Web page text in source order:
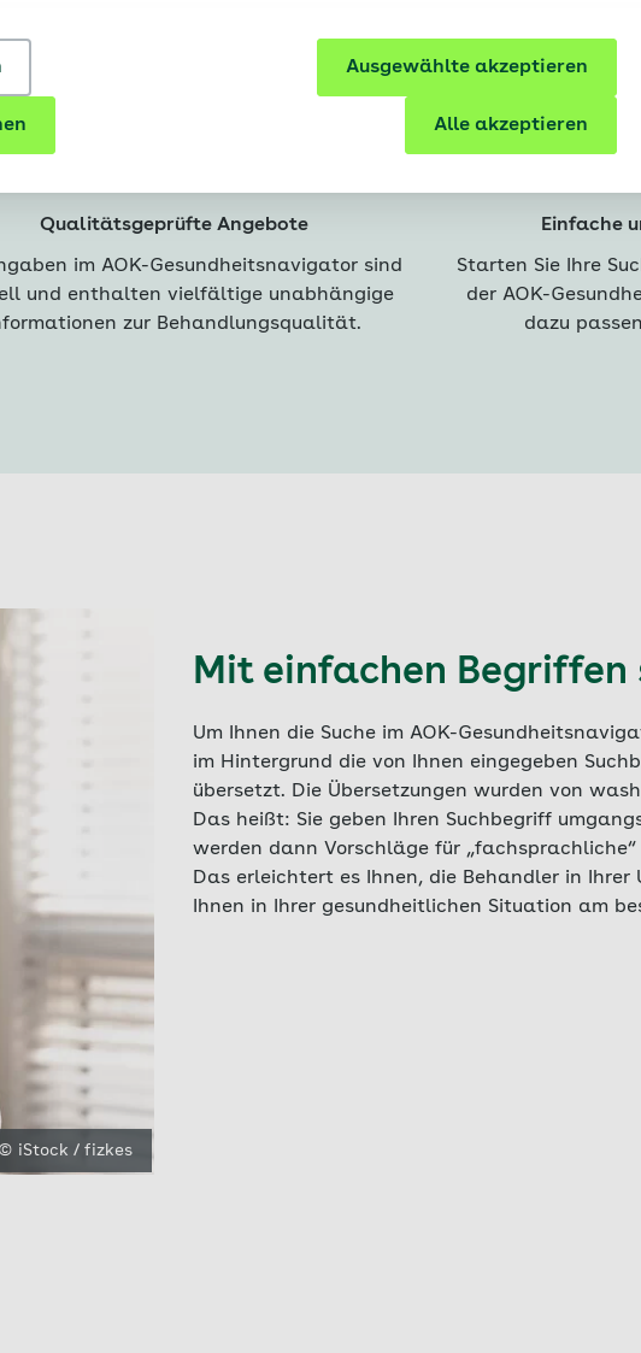
Ausgewählte akzeptieren
Alle akzeptieren
Qualitätsgeprüfte Angebote
im AOK-Gesundheitsnavigator sind
und enthalten vielfältige unabhängige
zur Behandlungsqualität.
Einfache
Starten Sie Ihre
der AOK-
dazu
© iStock / fizkes
Mit einfachen Begriffen
Um Ihnen die Suche im AOK-
im Hintergrund die von Ihnen eingegeben
übersetzt. Die Übersetzungen wurden von
Das heißt: Sie geben Ihren Suchbegriff
werden dann Vorschläge für
Das erleichtert es Ihnen, die Behandler in Ihrer
Ihnen in Ihrer gesundheitlichen Situation am